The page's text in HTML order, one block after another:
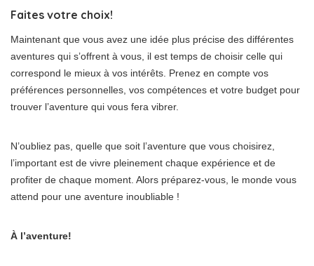
Faites votre choix!
Maintenant que vous avez une idée plus précise des différentes
aventures qui s’offrent à vous, il est temps de choisir celle qui
correspond le mieux à vos intérêts. Prenez en compte vos
préférences personnelles, vos compétences et votre budget pour
trouver l’aventure qui vous fera vibrer.
N’oubliez pas, quelle que soit l’aventure que vous choisirez,
l’important est de vivre pleinement chaque expérience et de
profiter de chaque moment. Alors préparez-vous, le monde vous
attend pour une aventure inoubliable !
À l’aventure!